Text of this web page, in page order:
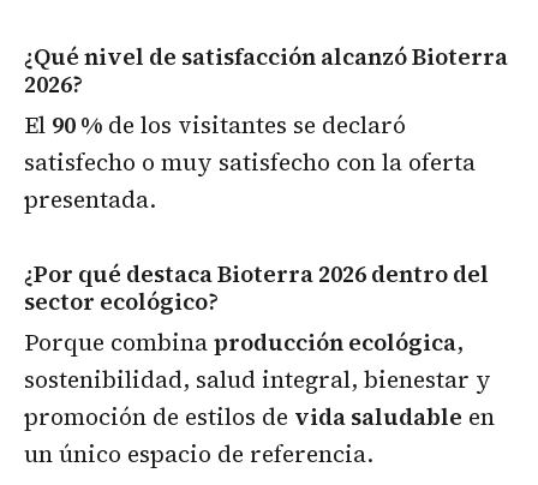
¿Qué nivel de satisfacción alcanzó Bioterra
2026?
El 90 % de los visitantes se declaró
satisfecho o muy satisfecho con la oferta
presentada.
¿Por qué destaca Bioterra 2026 dentro del
sector ecológico?
Porque combinaproducción ecológica,
sostenibilidad, salud integral, bienestar y
promoción de estilos de vida saludable en
un único espacio de referencia.